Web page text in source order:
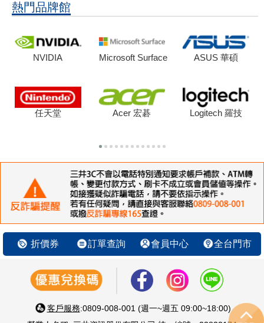
熱門品牌館
NVIDIA Microsoft Surface ASUS 華碩
任天堂 Acer 宏碁 Logitech 羅技
折價券 訂單查詢 會員中心 全台門市
客戶服務:0809-008-001 (週一~週五 09:00~18:00)